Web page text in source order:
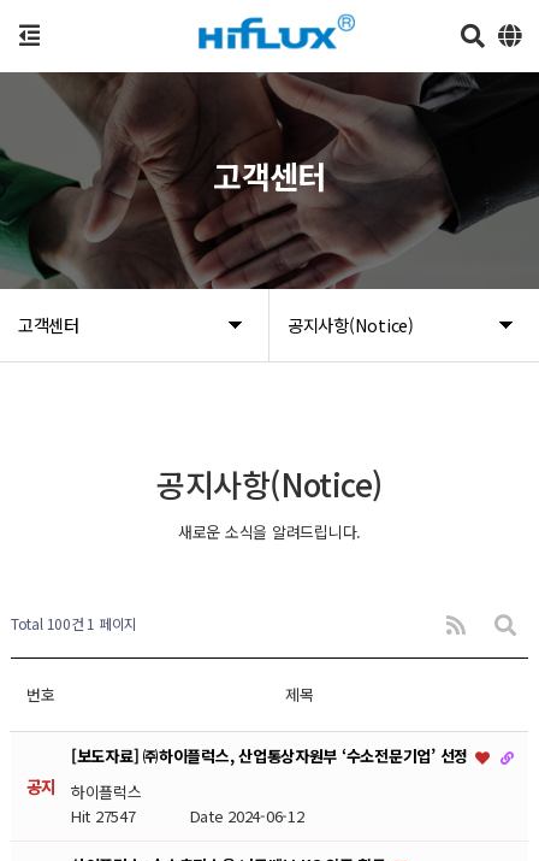
고객센터 공지사항(Notice)
고객센터
공지사항(Notice)
새로운 소식을 알려드립니다.
Total 100건 1 페이지
번호 제목
공지
[보도자료] ㈜하이플럭스, 산업통상자원부 ‘수소전문기업’ 선정
하이플럭스
Hit 27547 Date 2024-06-12